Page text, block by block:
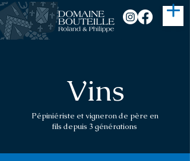
Vins
Pépiniériste et vigneron de père en
fils depuis 3 générations